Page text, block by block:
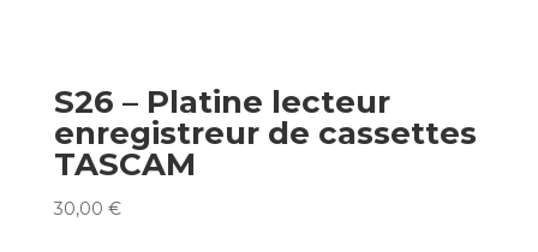
S26 – Platine lecteur
enregistreur de cassettes
TASCAM
30,00 €